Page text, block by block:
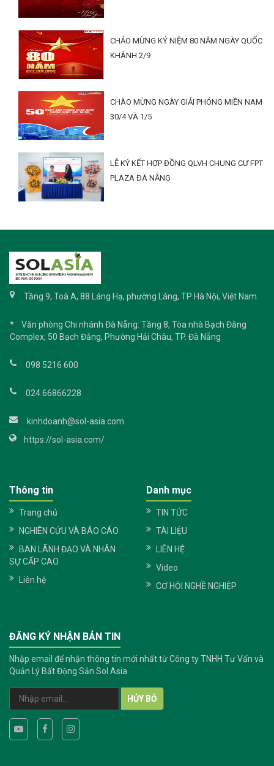
CHẢO MỪNG KỶ NIỆM 80 NĂM NGÀY QUỐC
KHÁNH 2/9
CHÀO MỪNG NGÀY GIẢI PHÓNG MIỀN NAM
30/4 VÀ 1/5
LỄ KÝ KẾT HỢP ĐỒNG QLVH CHUNG CƯ FPT
PLAZA ĐÀ NẴNG
Tầng 9, Toà A, 88 Láng Hạ, phường Láng, TP Hà Nội, Việt Nam.
* Văn phòng Chi nhánh Đà Nẵng: Tầng 8, Tòa nhà Bạch Đằng
Complex, 50 Bạch Đằng, Phường Hải Châu, TP. Đà Nẵng
098 5216 600
024.66866228
kinhdoanh@sol-asia.com
https://sol-asia.com/
Thông tin
Trang chủ
NGHIÊN CỨU VÀ BÁO CÁO
BAN LÃNH ĐẠO VÀ NHÂN
SỰ CẤP CAO
Liên hệ
Danh mục
TIN TỨC
TÀI LIỆU
LIÊN HỆ
Video
CƠ HỘI NGHỀ NGHIỆP
ĐĂNG KÝ NHẬN BẢN TIN
Nhập email để nhận thông tin mới nhất từ Công ty TNHH Tư Vấn và
Quản Lý Bất Động Sản Sol Asia
HỦY BỎ